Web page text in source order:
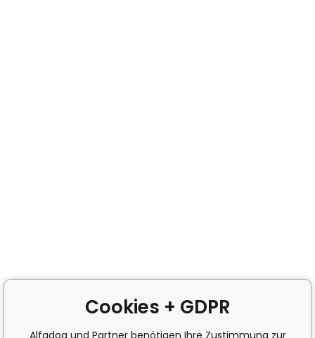
Cookies + GDPR
Alfadog und Partner benötigen Ihre Zustimmung zur